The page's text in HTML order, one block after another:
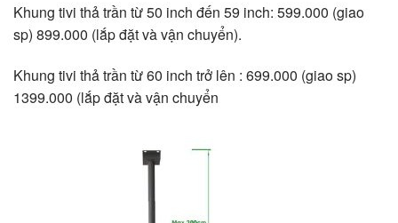
Khung tivi thả trần từ 50 inch đến 59 inch: 599.000 (giao
sp) 899.000 (lắp đặt và vận chuyển).
Khung tivi thả trần từ 60 inch trở lên : 699.000 (giao sp)
1399.000 (lắp đặt và vận chuyển